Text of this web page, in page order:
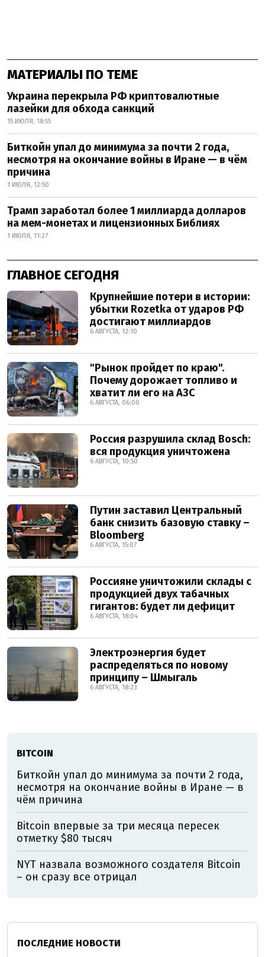
МАТЕРИАЛЫ ПО ТЕМЕ
Украина перекрыла РФ криптовалютные
лазейки для обхода санкций
15 ИЮЛЯ, 18:55
Биткойн упал до минимума за почти 2 года,
несмотря на окончание войны в Иране — в чём
причина
1 ИЮЛЯ, 12:50
Трамп заработал более 1 миллиарда долларов
на мем-монетах и лицензионных Библиях
1 ИЮЛЯ, 11:27
ГЛАВНОЕ СЕГОДНЯ
Крупнейшие потери в истории:
убытки Rozetka от ударов РФ
достигают миллиардов
6 АВГУСТА, 12:10
"Рынок пройдет по краю".
Почему дорожает топливо и
хватит ли его на АЗС
6 АВГУСТА, 06:00
Россия разрушила склад Bosch:
вся продукция уничтожена
6 АВГУСТА, 10:50
Путин заставил Центральный
банк снизить базовую ставку –
Bloomberg
6 АВГУСТА, 15:07
Россияне уничтожили склады с
продукцией двух табачных
гигантов: будет ли дефицит
6 АВГУСТА, 18:04
Электроэнергия будет
распределяться по новому
принципу – Шмыгаль
6 АВГУСТА, 18:23
BITCOIN
Биткойн упал до минимума за почти 2 года,
несмотря на окончание войны в Иране — в
чём причина
Bitcoin впервые за три месяца пересек
отметку $80 тысяч
NYT назвала возможного создателя Bitcoin
– он сразу все отрицал
ПОСЛЕДНИЕ НОВОСТИ